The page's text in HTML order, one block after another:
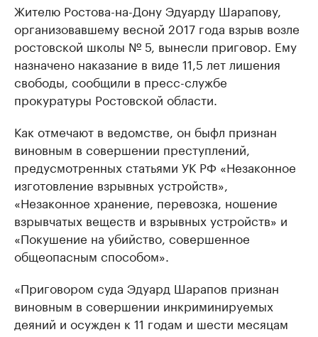
Жителю Ростова-на-Дону Эдуарду Шарапову,
организовавшему весной 2017 года взрыв возле
ростовской школы № 5, вынесли приговор. Ему
назначено наказание в виде 11,5 лет лишения
свободы, сообщили в пресс-службе
прокуратуры Ростовской области.
Как отмечают в ведомстве, он быфл признан
виновным в совершении преступлений,
предусмотренных статьями УК РФ «Незаконное
изготовление взрывных устройств»,
«Незаконное хранение, перевозка, ношение
взрывчатых веществ и взрывных устройств» и
«Покушение на убийство, совершенное
общеопасным способом».
«Приговором суда Эдуард Шарапов признан
виновным в со­вер­шении инкриминируемых
деяний и осужден к 11 годам и шести месяцам